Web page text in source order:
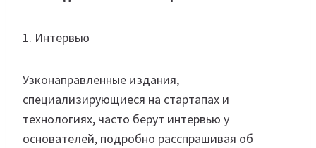
1. Интервью
Узконаправленные издания,
специализирующиеся на стартапах и
технологиях, часто берут интервью у
основателей, подробно расспрашивая об